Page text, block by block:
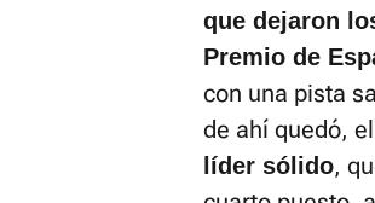
que dejaron
Premio de
con una pista
de ahí quedó,
líder sólido,